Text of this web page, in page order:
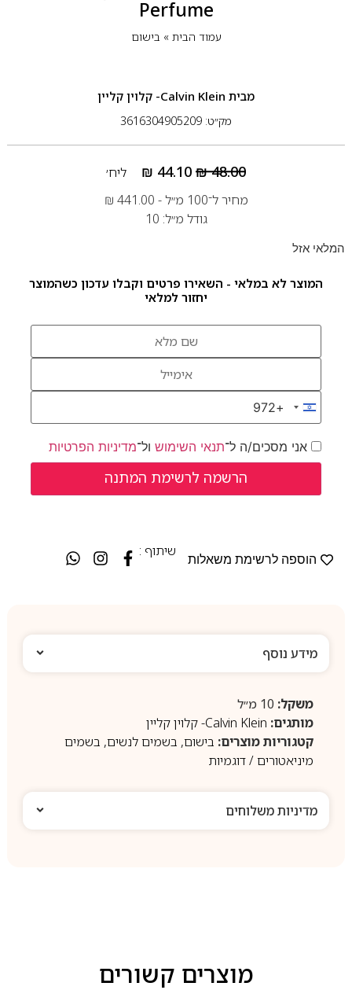
Perfume
עמוד הבית» בישום
מבית Calvin Klein- קלוין קליין
מק״ט: 3616304905209
₪48.00
₪ 44.10
ליח׳
מחיר ל־100 מ״ל -
₪ 441.00
גודל מ״ל: 10
המלאי אזל
המוצר לא במלאי - השאירו פרטים וקבלו עדכון כשהמוצר
יחזור למלאי
Israel +972
+972
אני מסכים/ה ל־תנאי השימושול־מדיניות הפרטיות
הוספה לרשימת משאלות
שיתוף :
מידע נוסף
משקל:10 מ״ל
מותגים: Calvin Klein- קלוין קליין
קטגוריות מוצרים: בישום, בשמים לנשים, בשמים
מיניאטורים / דוגמיות
מדיניות משלוחים
מוצרים קשורים